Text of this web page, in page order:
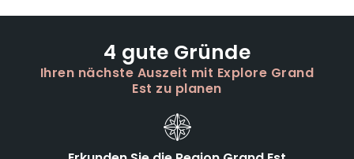
4 gute Gründe
Ihren nächste Auszeit mit Explore Grand
Est zu planen